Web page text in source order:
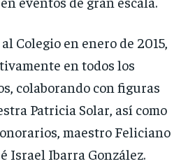
Colegio en enero de 2015,
en todos los
colaborando con figuras
Patricia Solar, así como
maestro Feliciano
Israel Ibarra González.